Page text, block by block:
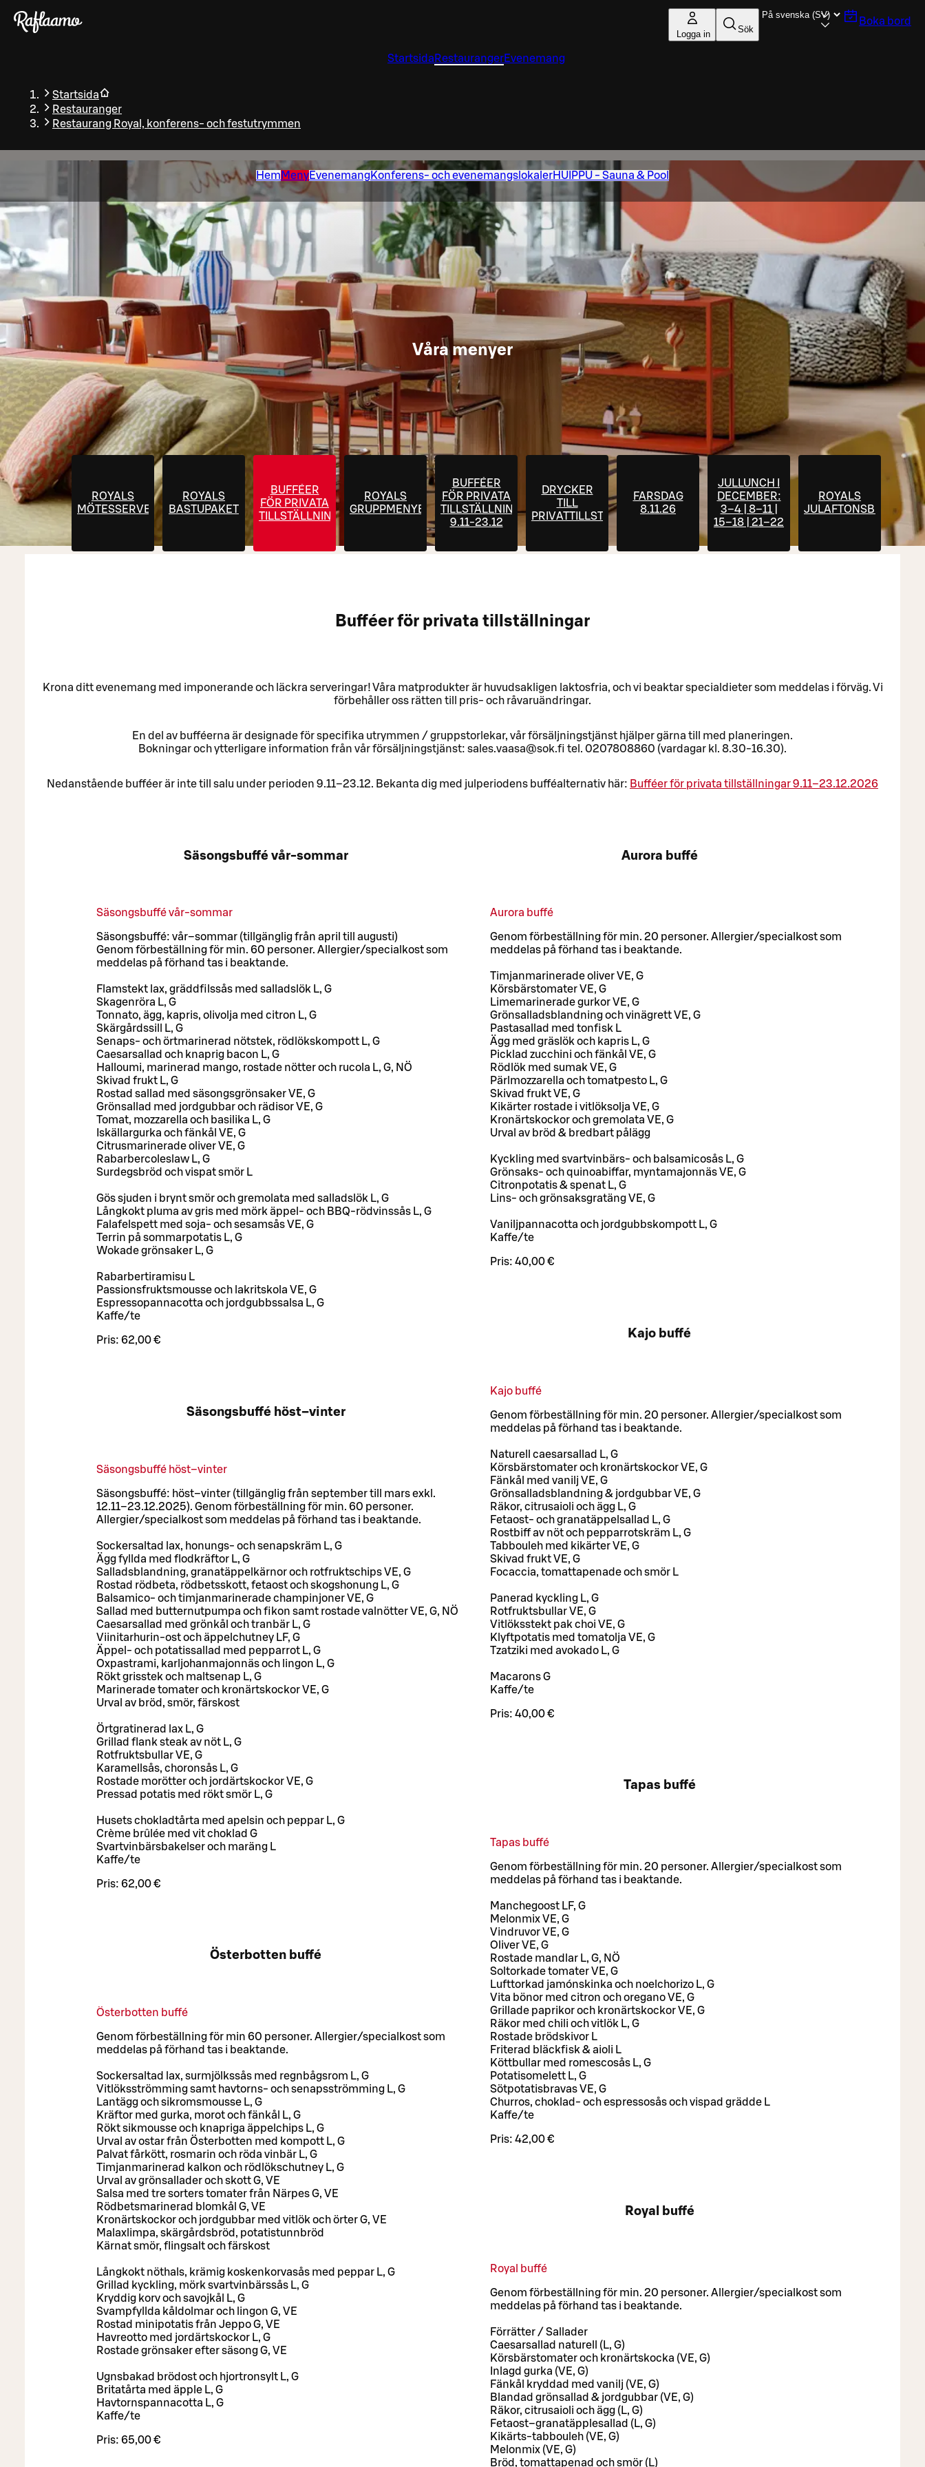
Gå till huvudinnehållet
Logga in Sök
Boka bord
Startsida RestaurangerEvenemang
Startsida
Restauranger
Restaurang Royal, konferens- och festutrymmen
Hem MenyEvenemangKonferens- och evenemangslokalerHUIPPU - Sauna & Pool
Våra menyer
ROYALS
MÖTESSERVERING
ROYALS
BASTUPAKET
BUFFÉER
FÖR PRIVATA
TILLSTÄLLNINGAR
ROYALS
GRUPPMENYER
BUFFÉER
FÖR PRIVATA
TILLSTÄLLNINGAR
9.11-23.12
DRYCKER
TILL
PRIVATTILLSTÄLLNINGAR
FARSDAG
8.11.26
JULLUNCH I
DECEMBER:
3–4 | 8–11 |
15–18 | 21–22
ROYALS
JULAFTONSBUFFÉ
Bufféer för privata tillställningar
Krona ditt evenemang med imponerande och läckra serveringar! Våra matprodukter är huvudsakligen laktosfria, och vi beaktar specialdieter som meddelas i förväg. Vi
förbehåller oss rätten till pris- och råvaruändringar.
En del av bufféerna är designade för specifika utrymmen / gruppstorlekar, vår försäljningstjänst hjälper gärna till med planeringen.
Bokningar och ytterligare information från vår försäljningstjänst: sales.vaasa@sok.fi tel. 0207808860 (vardagar kl. 8.30-16.30).
Nedanstående bufféer är inte till salu under perioden 9.11–23.12. Bekanta dig med julperiodens bufféalternativ här: Bufféer för privata tillställningar 9.11–23.12.2026
Säsongsbuffé vår-sommar
Säsongsbuffé vår-sommar
Säsongsbuffé: vår–sommar (tillgänglig från april till augusti)
Genom förbeställning för min. 60 personer. Allergier/specialkost som
meddelas på förhand tas i beaktande.
Flamstekt lax, gräddfilssås med salladslök L, G
Skagenröra L, G
Tonnato, ägg, kapris, olivolja med citron L, G
Skärgårdssill L, G
Senaps- och örtmarinerad nötstek, rödlökskompott L, G
Caesarsallad och knaprig bacon L, G
Halloumi, marinerad mango, rostade nötter och rucola L, G, NÖ
Skivad frukt L, G
Rostad sallad med säsongsgrönsaker VE, G
Grönsallad med jordgubbar och rädisor VE, G
Tomat, mozzarella och basilika L, G
Iskällargurka och fänkål VE, G
Citrusmarinerade oliver VE, G
Rabarbercoleslaw L, G
Surdegsbröd och vispat smör L
Gös sjuden i brynt smör och gremolata med salladslök L, G
Långkokt pluma av gris med mörk äppel- och BBQ-rödvinssås L, G
Falafelspett med soja- och sesamsås VE, G
Terrin på sommarpotatis L, G
Wokade grönsaker L, G
Rabarbertiramisu L
Passionsfruktsmousse och lakritskola VE, G
Espressopannacotta och jordgubbssalsa L, G
Kaffe/te
Pris: 62,00 €
Säsongsbuffé höst–vinter
Säsongsbuffé höst–vinter
Säsongsbuffé: höst–vinter (tillgänglig från september till mars exkl.
12.11–23.12.2025). Genom förbeställning för min. 60 personer.
Allergier/specialkost som meddelas på förhand tas i beaktande.
Sockersaltad lax, honungs- och senapskräm L, G
Ägg fyllda med flodkräftor L, G
Salladsblandning, granatäppelkärnor och rotfruktschips VE, G
Rostad rödbeta, rödbetsskott, fetaost och skogshonung L, G
Balsamico- och timjanmarinerade champinjoner VE, G
Sallad med butternutpumpa och fikon samt rostade valnötter VE, G, NÖ
Caesarsallad med grönkål och tranbär L, G
Viinitarhurin-ost och äppelchutney LF, G
Äppel- och potatissallad med pepparrot L, G
Oxpastrami, karljohanmajonnäs och lingon L, G
Rökt grisstek och maltsenap L, G
Marinerade tomater och kronärtskockor VE, G
Urval av bröd, smör, färskost
Örtgratinerad lax L, G
Grillad flank steak av nöt L, G
Rotfruktsbullar VE, G
Karamellsås, choronsås L, G
Rostade morötter och jordärtskockor VE, G
Pressad potatis med rökt smör L, G
Husets chokladtårta med apelsin och peppar L, G
Crème brûlée med vit choklad G
Svartvinbärsbakelser och maräng L
Kaffe/te
Pris: 62,00 €
Österbotten buffé
Österbotten buffé
Genom förbeställning för min 60 personer. Allergier/specialkost som
meddelas på förhand tas i beaktande.
Sockersaltad lax, surmjölkssås med regnbågsrom L, G
Vitlöksströmming samt havtorns- och senapsströmming L, G
Lantägg och sikromsmousse L, G
Kräftor med gurka, morot och fänkål L, G
Rökt sikmousse och knapriga äppelchips L, G
Urval av ostar från Österbotten med kompott L, G
Palvat fårkött, rosmarin och röda vinbär L, G
Timjanmarinerad kalkon och rödlökschutney L, G
Urval av grönsallader och skott G, VE
Salsa med tre sorters tomater från Närpes G, VE
Rödbetsmarinerad blomkål G, VE
Kronärtskockor och jordgubbar med vitlök och örter G, VE
Malaxlimpa, skärgårdsbröd, potatistunnbröd
Kärnat smör, flingsalt och färskost
Långkokt nöthals, krämig koskenkorvasås med peppar L, G
Grillad kyckling, mörk svartvinbärssås L, G
Kryddig korv och savojkål L, G
Svampfyllda kåldolmar och lingon G, VE
Rostad minipotatis från Jeppo G, VE
Havreotto med jordärtskockor L, G
Rostade grönsaker efter säsong G, VE
Ugnsbakad brödost och hjortronsylt L, G
Britatårta med äpple L, G
Havtornspannacotta L, G
Kaffe/te
Pris: 65,00 €
Aurora buffé
Aurora buffé
Genom förbeställning för min. 20 personer. Allergier/specialkost som
meddelas på förhand tas i beaktande.
Timjanmarinerade oliver VE, G
Körsbärstomater VE, G
Limemarinerade gurkor VE, G
Grönsalladsblandning och vinägrett VE, G
Pastasallad med tonfisk L
Ägg med gräslök och kapris L, G
Picklad zucchini och fänkål VE, G
Rödlök med sumak VE, G
Pärlmozzarella och tomatpesto L, G
Skivad frukt VE, G
Kikärter rostade i vitlöksolja VE, G
Kronärtskockor och gremolata VE, G
Urval av bröd & bredbart pålägg
Kyckling med svartvinbärs- och balsamicosås L, G
Grönsaks- och quinoabiffar, myntamajonnäs VE, G
Citronpotatis & spenat L, G
Lins- och grönsaksgratäng VE, G
Vaniljpannacotta och jordgubbskompott L, G
Kaffe/te
Pris: 40,00 €
Kajo buffé
Kajo buffé
Genom förbeställning för min. 20 personer. Allergier/specialkost som
meddelas på förhand tas i beaktande.
Naturell caesarsallad L, G
Körsbärstomater och kronärtskockor VE, G
Fänkål med vanilj VE, G
Grönsalladsblandning & jordgubbar VE, G
Räkor, citrusaioli och ägg L, G
Fetaost- och granatäppelsallad L, G
Rostbiff av nöt och pepparrotskräm L, G
Tabbouleh med kikärter VE, G
Skivad frukt VE, G
Focaccia, tomattapenade och smör L
Panerad kyckling L, G
Rotfruktsbullar VE, G
Vitlöksstekt pak choi VE, G
Klyftpotatis med tomatolja VE, G
Tzatziki med avokado L, G
Macarons G
Kaffe/te
Pris: 40,00 €
Tapas buffé
Tapas buffé
Genom förbeställning för min. 20 personer. Allergier/specialkost som
meddelas på förhand tas i beaktande.
Manchegoost LF, G
Melonmix VE, G
Vindruvor VE, G
Oliver VE, G
Rostade mandlar L, G, NÖ
Soltorkade tomater VE, G
Lufttorkad jamónskinka och noelchorizo L, G
Vita bönor med citron och oregano VE, G
Grillade paprikor och kronärtskockor VE, G
Räkor med chili och vitlök L, G
Rostade brödskivor L
Friterad bläckfisk & aioli L
Köttbullar med romescosås L, G
Potatisomelett L, G
Sötpotatisbravas VE, G
Churros, choklad- och espressosås och vispad grädde L
Kaffe/te
Pris: 42,00 €
Royal buffé
Royal buffé
Genom förbeställning för min. 20 personer. Allergier/specialkost som
meddelas på förhand tas i beaktande.
Förrätter / Sallader
Caesarsallad naturell (L, G)
Körsbärstomater och kronärtskocka (VE, G)
Inlagd gurka (VE, G)
Fänkål kryddad med vanilj (VE, G)
Blandad grönsallad & jordgubbar (VE, G)
Räkor, citrusaioli och ägg (L, G)
Fetaost–granatäpplesallad (L, G)
Kikärts-tabbouleh (VE, G)
Melonmix (VE, G)
Bröd, tomattapenad och smör (L)